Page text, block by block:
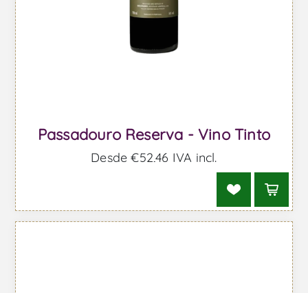
Passadouro Reserva - Vino Tinto
Desde €52,46 IVA incl.